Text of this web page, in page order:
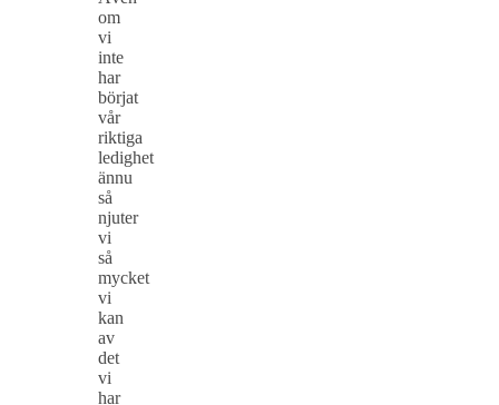
om
vi
inte
har
börjat
vår
riktiga
ledighet
ännu
så
njuter
vi
så
mycket
vi
kan
av
det
vi
har